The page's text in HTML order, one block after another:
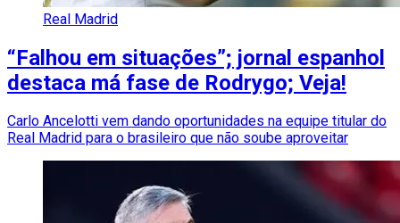
Real Madrid
“Falhou em situações”; jornal espanhol
destaca má fase de Rodrygo; Veja!
Carlo Ancelotti vem dando oportunidades na equipe titular do
Real Madrid para o brasileiro que não soube aproveitar